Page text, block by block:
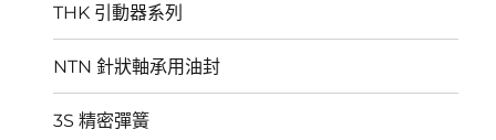
THK 引動器系列
NTN 針狀軸承用油封
3S 精密彈簧